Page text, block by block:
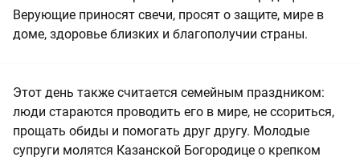
Верующие приносят свечи, просят о защите, мире в
доме, здоровье близких и благополучии страны.
Этот день также считается семейным праздником:
люди стараются проводить его в мире, не ссориться,
прощать обиды и помогать друг другу. Молодые
супруги молятся Казанской Богородице о крепком